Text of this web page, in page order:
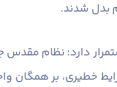
بدل شدند.
دارد؛ نظام
خطیری، بر همگان